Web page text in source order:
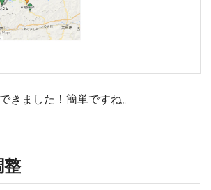
きました！簡単ですね。
整